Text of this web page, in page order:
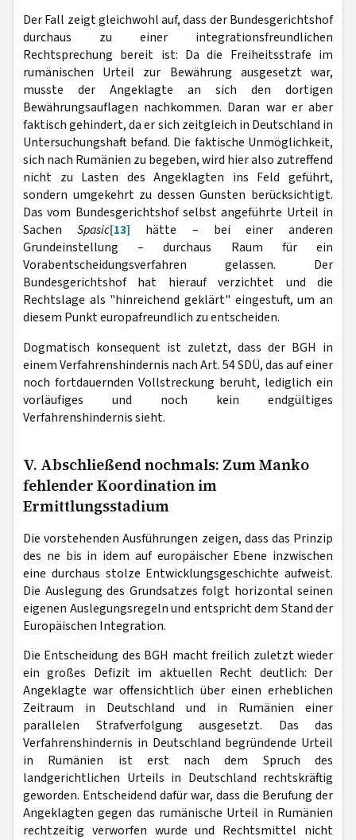
Der Fall zeigt gleichwohl auf, dass der Bundesgerichtshof
durchaus zu einer integrationsfreundlichen
Rechtsprechung bereit ist: Da die Freiheitsstrafe im
rumänischen Urteil zur Bewährung ausgesetzt war,
musste der Angeklagte an sich den dortigen
Bewährungsauflagen nachkommen. Daran war er aber
faktisch gehindert, da er sich zeitgleich in Deutschland in
Untersuchungshaft befand. Die faktische Unmöglichkeit,
sich nach Rumänien zu begeben, wird hier also zutreffend
nicht zu Lasten des Angeklagten ins Feld geführt,
sondern umgekehrt zu dessen Gunsten berücksichtigt.
Das vom Bundesgerichtshof selbst angeführte Urteil in
SachenSpasic[13] hätte – bei einer anderen
Grundeinstellung – durchaus Raum für ein
Vorabentscheidungsverfahren gelassen. Der
Bundesgerichtshof hat hierauf verzichtet und die
Rechtslage als "hinreichend geklärt" eingestuft, um an
diesem Punkt europafreundlich zu entscheiden.
Dogmatisch konsequent ist zuletzt, dass der BGH in
einem Verfahrenshindernis nach Art. 54 SDÜ, das auf einer
noch fortdauernden Vollstreckung beruht, lediglich ein
vorläufiges und noch kein endgültiges
Verfahrenshindernis sieht.
V. Abschließend nochmals: Zum Manko
fehlender Koordination im
Ermittlungsstadium
Die vorstehenden Ausführungen zeigen, dass das Prinzip
des ne bis in idem auf europäischer Ebene inzwischen
eine durchaus stolze Entwicklungsgeschichte aufweist.
Die Auslegung des Grundsatzes folgt horizontal seinen
eigenen Auslegungsregeln und entspricht dem Stand der
Europäischen Integration.
Die Entscheidung des BGH macht freilich zuletzt wieder
ein großes Defizit im aktuellen Recht deutlich: Der
Angeklagte war offensichtlich über einen erheblichen
Zeitraum in Deutschland und in Rumänien einer
parallelen Strafverfolgung ausgesetzt. Das das
Verfahrenshindernis in Deutschland begründende Urteil
in Rumänien ist erst nach dem Spruch des
landgerichtlichen Urteils in Deutschland rechtskräftig
geworden. Entscheidend dafür war, dass die Berufung der
Angeklagten gegen das rumänische Urteil in Rumänien
rechtzeitig verworfen wurde und Rechtsmittel nicht